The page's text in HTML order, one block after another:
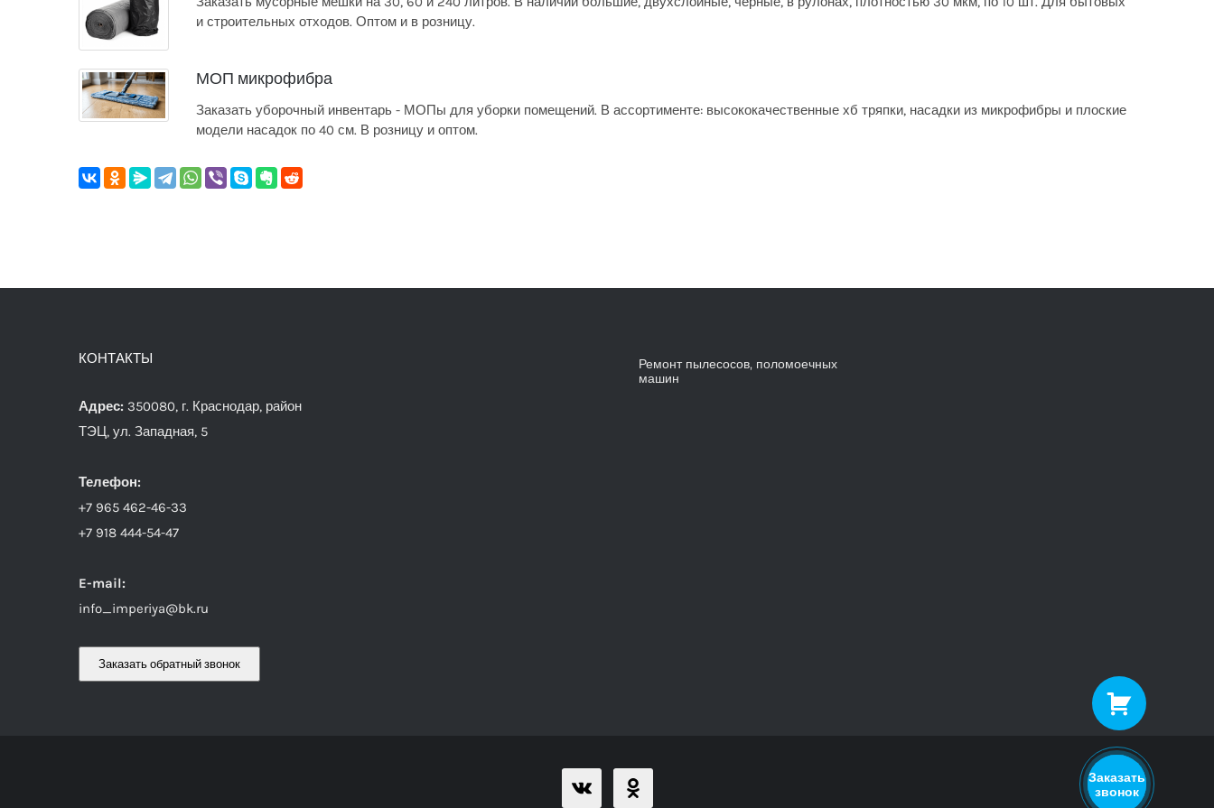
и строительных отходов. Оптом и в розницу.
МОП микрофибра
Заказать уборочный инвентарь - МОПы для уборки помещений. В ассортименте: высококачественные хб тряпки, насадки из микрофибры и плоские
модели насадок по 40 см. В розницу и оптом.
КОНТАКТЫ
Адрес: 350080, г. Краснодар, район
ТЭЦ, ул. Западная, 5
Телефон:
+7 965 462-46-33
+7 918 444-54-47
E-mail:
info_imperiya@bk.ru
Заказать обратный звонок
Ремонт пылесосов, поломоечных
машин
Заказать
звонок